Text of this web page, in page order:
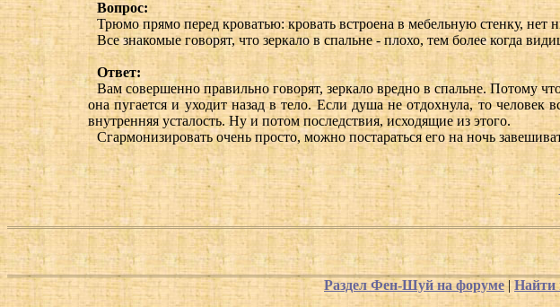
Вопрос:
Трюмо прямо перед кроватью: кровать встроена в мебельную стенку, нет
Все знакомые говорят, что зеркало в спальне - плохо, тем более когда
Ответ:
Вам совершенно правильно говорят, зеркало вредно в спальне. Потому
она пугается и уходит назад в тело. Если душа не отдохнула, то
внутренняя усталость. Ну и потом последствия, исходящие из этого.
Сгармонизировать очень просто, можно постараться его на ночь
Раздел Фен-Шуй на форуме|Найти